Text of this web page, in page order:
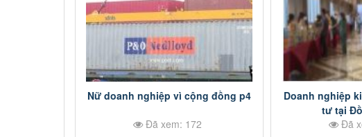
Nữ doanh nghiệp vì cộng đồng p4
Đã xem: 172
Doanh nghiệp
tư tại
Đã